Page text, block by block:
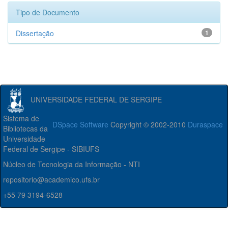
Tipo de Documento
1
Dissertação
UNIVERSIDADE FEDERAL DE SERGIPE
DSpace Software Copyright © 2002-2010 Duraspace
Sistema de
Bibliotecas da
Universidade
Federal de Sergipe - SIBIUFS
Núcleo de Tecnologia da Informação - NTI
repositorio@academico.ufs.br
+55 79 3194-6528